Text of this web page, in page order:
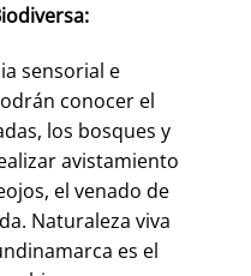
sensorial e
conocer el
los bosques y
avistamiento
el venado de
Naturaleza viva
es el